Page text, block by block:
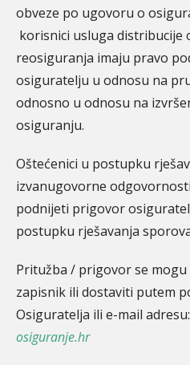
obveze po ugovoru o
korisnici usluga distribucije
reosiguranja imaju pravo
osiguratelju u odnosu na
odnosno u odnosu na
osiguranju.
Oštećenici u postupku
izvanugovorne
podnijeti prigovor
postupku rješavanja
Pritužba / prigovor se
zapisnik ili dostaviti putem
Osiguratelja ili e-mail adresu:
osiguranje.hr